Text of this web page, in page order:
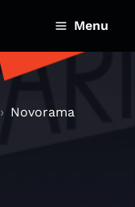
Menu
Novorama